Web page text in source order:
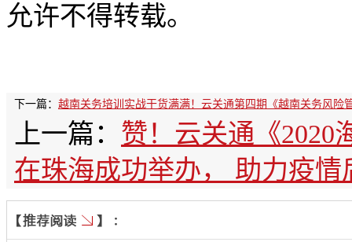
允许不得转载。
下一篇： 越南关务培训实战干货满满！云关通第四期《越南关务风险
上一篇： 赞！云关通《2020
在珠海成功举办， 助力疫